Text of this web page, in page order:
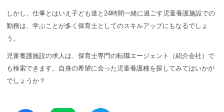
しかし、仕事とはいえ子ども達と24時間一緒に過ごす児童養護施設での
勤務は、学ぶことが多く保育士としてのスキルアップにもなるでしょ
う。
児童養護施設の求人は、保育士専門の転職エージェント（紹介会社）で
も検索できます。自身の希望に合った児童養護種を探してみてはいかが
でしょうか？